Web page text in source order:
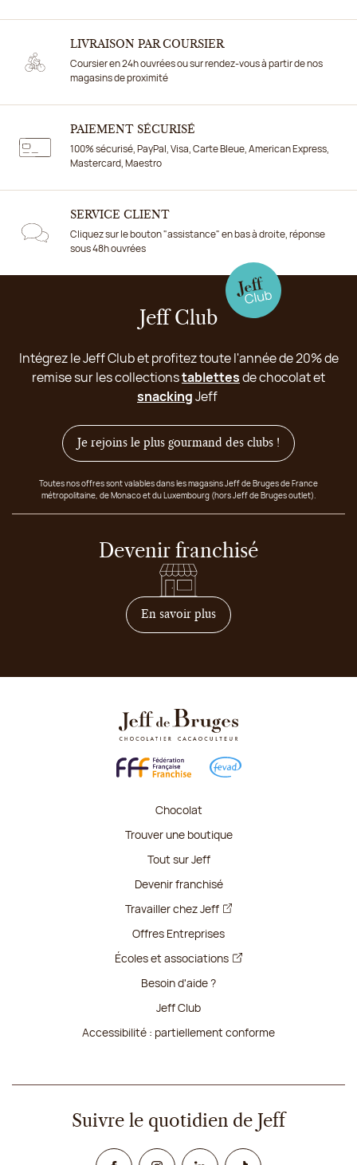
LIVRAISON PAR COURSIER
Coursier en 24h ouvrées ou sur rendez-vous à partir de nos
magasins de proximité
PAIEMENT SÉCURISÉ
100% sécurisé, PayPal, Visa, Carte Bleue, American Express,
Mastercard, Maestro
SERVICE CLIENT
Cliquez sur le bouton "assistance" en bas à droite, réponse
sous 48h ouvrées
Jeff Club
Intégrez le Jeff Club et profitez toute l'année de 20% de
remise sur les collectionstablettesde chocolat et
snackingJeff
Je rejoins le plus gourmand des clubs !
Toutes nos offres sont valables dans les magasins Jeff de Bruges de France
métropolitaine, de Monaco et du Luxembourg (hors Jeff de Bruges outlet).
Devenir franchisé
En savoir plussur comment devenir
Chocolat
Trouver une boutique
Tout sur Jeff
Devenir franchisé
Travailler chez Jeff
Offres Entreprises
Écoles et associations
Besoin d'aide ?
Jeff Club
Accessibilité : partiellement conforme
Suivre le quotidien de Jeff